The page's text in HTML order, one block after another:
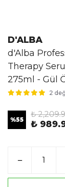
D'ALBA
d'Alba
Therapy
275ml - Gül
2
%55
₺
₺